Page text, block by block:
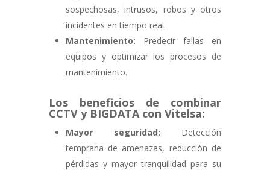
sospechosas, intrusos, robos y otros
incidentes en tiempo real.
Mantenimiento: Predecir fallas en
equipos y optimizar los procesos de
mantenimiento.
Los beneficios de combinar
CCTV y BIGDATAcon Vitelsa:
Mayor seguridad: Detección
temprana de amenazas, reducción de
pérdidas y mayor tranquilidad para su